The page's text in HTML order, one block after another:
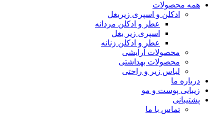
همه محصولات
ادکلن و اسپری زیربغل
عطر و ادکلن مردانه
اسپری زیر بغل
عطر و ادکلن زنانه
محصولات آرایشی
محصولات بهداشتی
لباس زیر و راحتی
درباره ما
زیبایی پوست و مو
پشتیبانی
تماس با ما